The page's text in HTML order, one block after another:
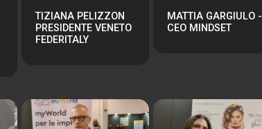
TIZIANA PELIZZON
PRESIDENTE VENETO
FEDERITALY
MATTIA GARGIULO -
CEO MINDSET